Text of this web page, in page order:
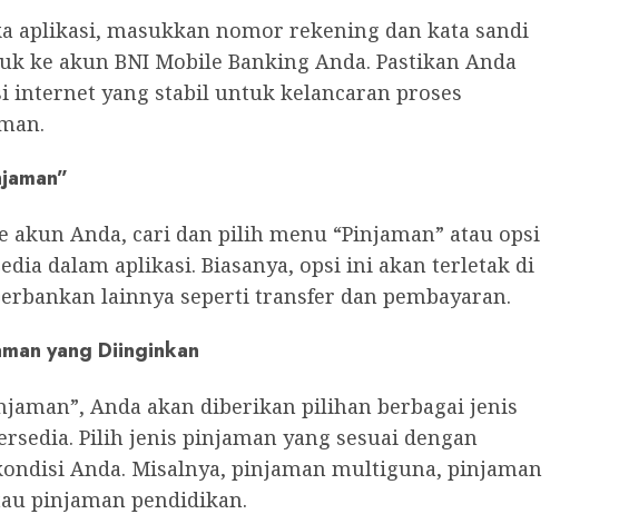
aplikasi, masukkan nomor rekening dan kata sandi
ke akun BNI Mobile Banking Anda. Pastikan Anda
internet yang stabil untuk kelancaran proses
akun Anda, cari dan pilih menu “Pinjaman” atau opsi
dalam aplikasi. Biasanya, opsi ini akan terletak di
lainnya seperti transfer dan pembayaran.
yang Diinginkan
Anda akan diberikan pilihan berbagai jenis
Pilih jenis pinjaman yang sesuai dengan
Anda. Misalnya, pinjaman multiguna, pinjaman
pinjaman pendidikan.